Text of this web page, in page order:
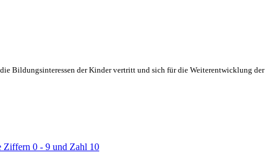
Bildungsinteressen der Kinder vertritt und sich für die Weiterentwicklung der